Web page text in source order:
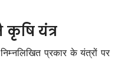
यंत्र
प्रकार के यंत्रों पर